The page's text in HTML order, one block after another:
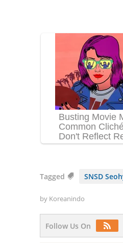
Tagged SNSD
by Koreanindo
Follow Us On